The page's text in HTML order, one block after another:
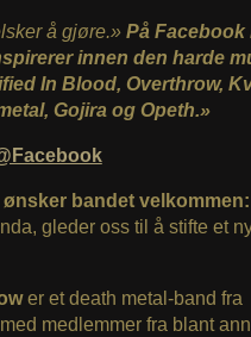
å gjøre.» På Facebook
innen den harde
In Blood, Overthrow,
Gojira og Opeth.»
bandet velkommen:
gleder oss til å stifte et
er et death metal-band fra
medlemmer fra blant